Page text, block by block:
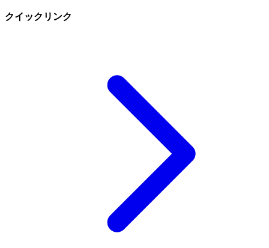
クイックリンク